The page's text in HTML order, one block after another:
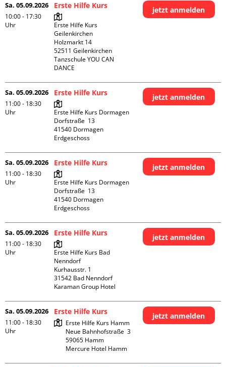
Sa. 05.09.2026
10:00 - 17:30
Uhr
Erste Hilfe Kurs
Erste Hilfe Kurs
Geilenkirchen
Holzmarkt 14
52511 Geilenkirchen
Tanzschule YOU CAN
DANCE
jetzt anmelden
Sa. 05.09.2026
11:00 - 18:30
Uhr
Erste Hilfe Kurs
Erste Hilfe Kurs Dormagen
Dorfstraße  13
41540 Dormagen
Erdgeschoss
jetzt anmelden
Sa. 05.09.2026
11:00 - 18:30
Uhr
Erste Hilfe Kurs
Erste Hilfe Kurs Dormagen
Dorfstraße  13
41540 Dormagen
Erdgeschoss
jetzt anmelden
Sa. 05.09.2026
11:00 - 18:30
Uhr
Erste Hilfe Kurs
Erste Hilfe Kurs Bad
Nenndorf
Kurhausstr. 1
31542 Bad Nenndorf
Karaman Group Hotel
jetzt anmelden
Sa. 05.09.2026
11:00 - 18:30
Uhr
Erste Hilfe Kurs
Erste Hilfe Kurs Hamm
Neue Bahnhofstraße  3
59065 Hamm
Mercure Hotel Hamm
jetzt anmelden